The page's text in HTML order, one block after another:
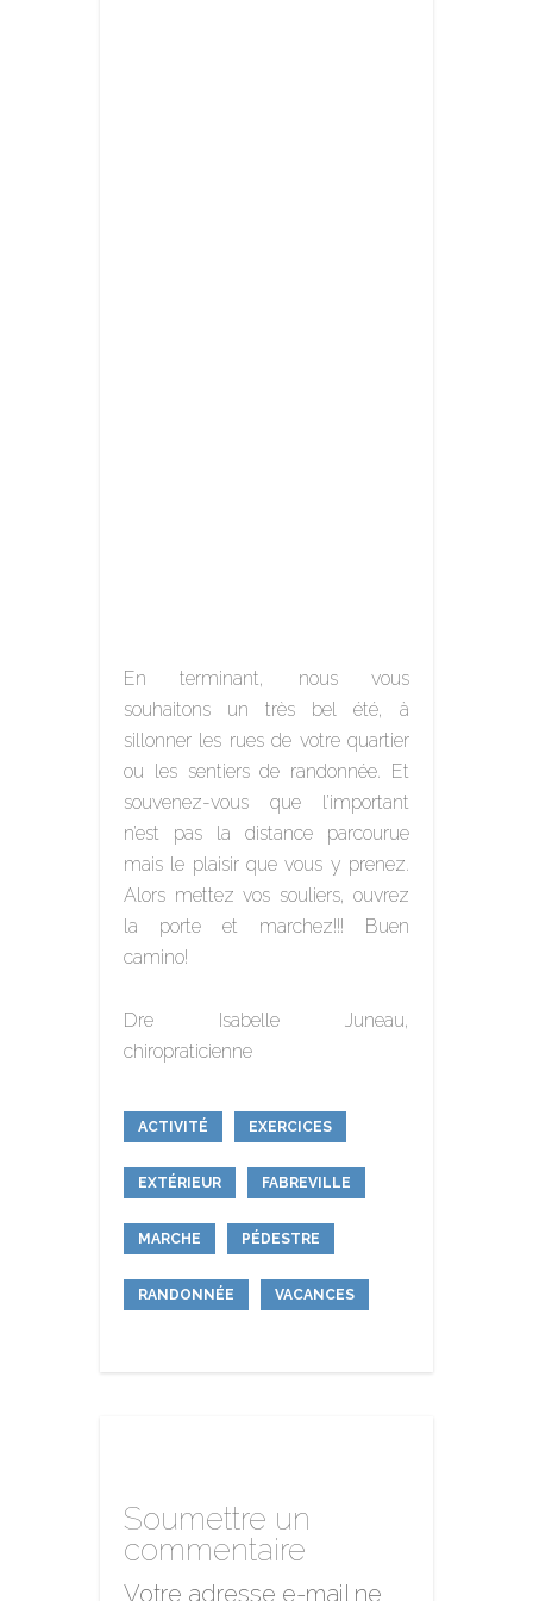
En terminant, nous vous
souhaitons un très bel été, à
sillonner les rues de votre quartier
ou les sentiers de randonnée. Et
souvenez-vous que l’important
n’est pas la distance parcourue
mais le plaisir que vous y prenez.
Alors mettez vos souliers, ouvrez
la porte et marchez!!! Buen
camino!
Dre Isabelle Juneau,
chiropraticienne
ACTIVITÉ EXERCICES
EXTÉRIEUR FABREVILLE
MARCHE PÉDESTRE
RANDONNÉE VACANCES
Soumettre un
commentaire
Votre adresse e-mail ne